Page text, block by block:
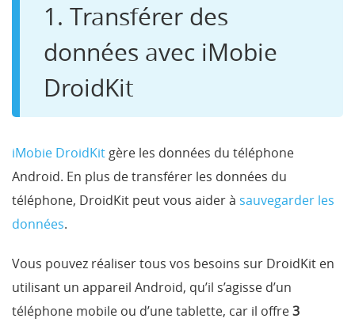
1. Transférer des
données avec iMobie
DroidKit
iMobie DroidKit gère les données du téléphone
Android. En plus de transférer les données du
téléphone, DroidKit peut vous aider à sauvegarder les
données.
Vous pouvez réaliser tous vos besoins sur DroidKit en
utilisant un appareil Android, qu’il s’agisse d’un
téléphone mobile ou d’une tablette, car il offre3